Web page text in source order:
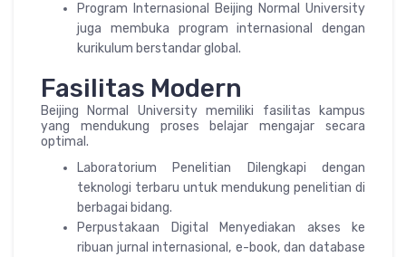
Program Internasional Beijing Normal University
juga membuka program internasional dengan
kurikulum berstandar global.
Fasilitas Modern
Beijing Normal University memiliki fasilitas kampus
yang mendukung proses belajar mengajar secara
optimal.
Laboratorium Penelitian Dilengkapi dengan
teknologi terbaru untuk mendukung penelitian di
berbagai bidang.
Perpustakaan Digital Menyediakan akses ke
ribuan jurnal internasional, e-book, dan database